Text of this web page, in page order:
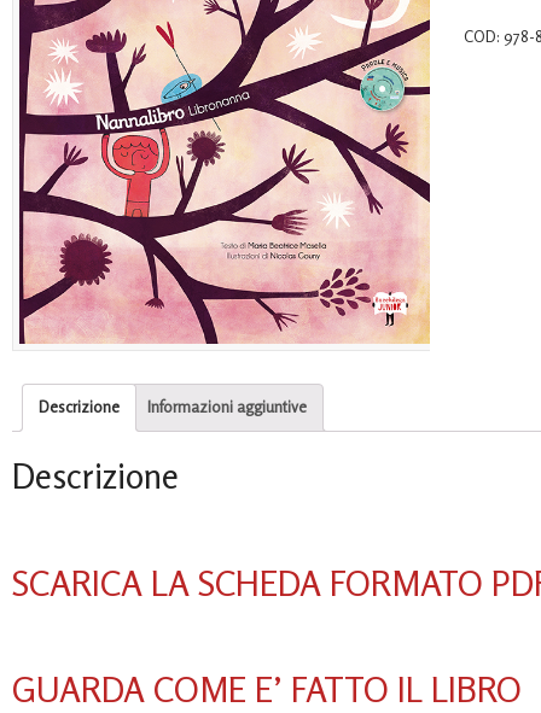
COD:978-
Descrizione Informazioni aggiuntive
Descrizione
SCARICA LA SCHEDA FORMATO
GUARDA COME E’ FATTO IL LIBRO